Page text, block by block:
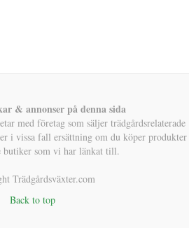
& annonser på denna sida
med företag som säljer trädgårdsrelaterade
i vissa fall ersättning om du köper produkter
butiker som vi har länkat till.
Trädgårdsväxter.com
Back to top